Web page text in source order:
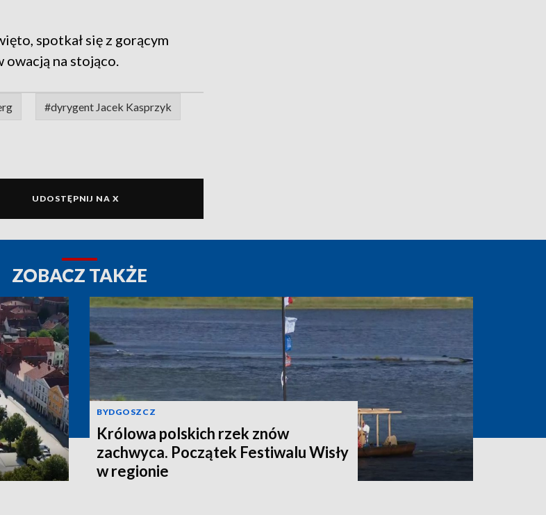
spotkał się z gorącym
na stojąco.
#dyrygent Jacek Kasprzyk
UDOSTĘPNIJ NA X
ZOBACZ TAKŻE
BYDGOSZCZ
Królowa polskich rzek znów
zachwyca. Początek Festiwalu Wisły
w regionie